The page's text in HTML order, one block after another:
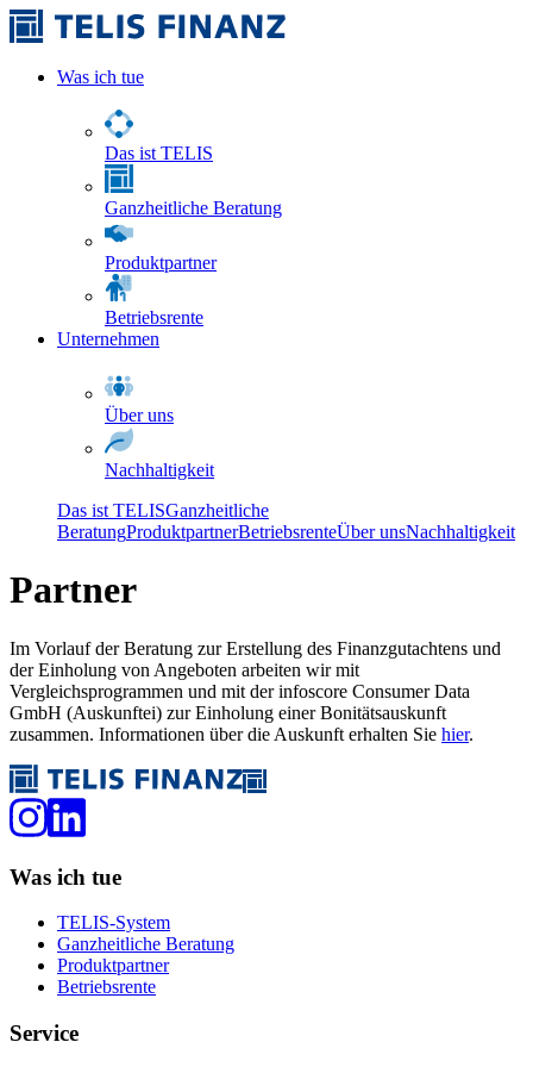
Was ich tue
Das ist TELIS
Ganzheitliche Beratung
Produktpartner
Betriebsrente
Unternehmen
Über uns
Nachhaltigkeit
Das ist TELISGanzheitliche
BeratungProduktpartnerBetriebsrenteÜber unsNachhaltigkeit
Partner
Im Vorlauf der Beratung zur Erstellung des Finanzgutachtens und
der Einholung von Angeboten arbeiten wir mit
Vergleichsprogrammen und mit der infoscore Consumer Data
GmbH (Auskunftei) zur Einholung einer Bonitätsauskunft
zusammen. Informationen über die Auskunft erhalten Sie hier.
Was ich tue
TELIS-System
Ganzheitliche Beratung
Produktpartner
Betriebsrente
Service